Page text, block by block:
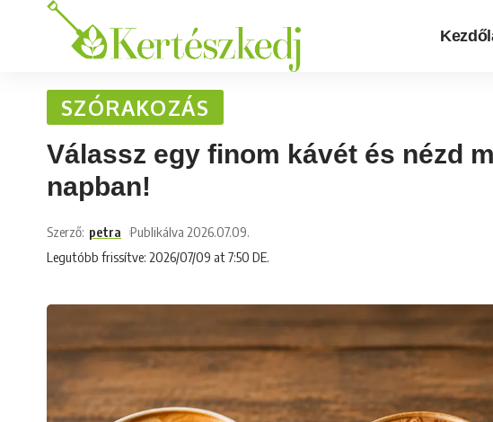
SZÓRAKOZÁS
Válassz egy finom kávét és nézd
napban!
Legutóbb frissítve: 2026/07/09 at 7:50 DE.
Szerző: petra Publikálva 2026.07.09.